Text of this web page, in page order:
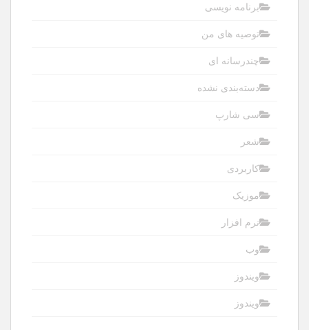
برنامه نویسی
توصیه های من
چندرسانه ای
دسته‌بندی نشده
سی شارپ
شعر
کاربردی
موزیک
نرم افزار
وب
ویندوز
ویندوز